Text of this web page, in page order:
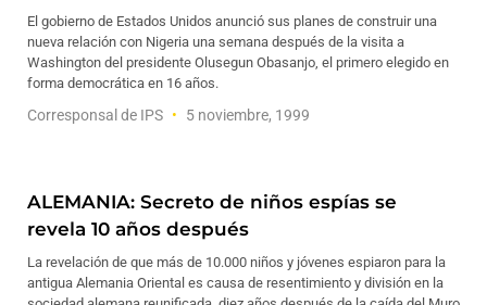
El gobierno de Estados Unidos anunció sus planes de construir una
nueva relación con Nigeria una semana después de la visita a
Washington del presidente Olusegun Obasanjo, el primero elegido en
forma democrática en 16 años.
Corresponsal de IPS 5 noviembre, 1999
ALEMANIA: Secreto de niños espías se
revela 10 años después
La revelación de que más de 10.000 niños y jóvenes espiaron para la
antigua Alemania Oriental es causa de resentimiento y división en la